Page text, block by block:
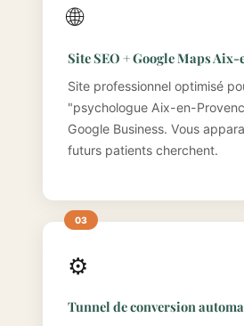
🌐
Site SEO + Google Maps
Site professionnel optimisé
"psychologue Aix-en-
Google Business. Vous
futurs patients cherchent.
⚙️
Tunnel de conversion